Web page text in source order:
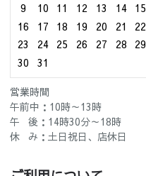
9
10 11 12 13 14
15
16
17 18 19 20 21
22
23
24 25 26 27 28
29
30
31
営業時間
午前中：10時～13時
午 後：14時30分～18時
休 み：土日祝日、店休日